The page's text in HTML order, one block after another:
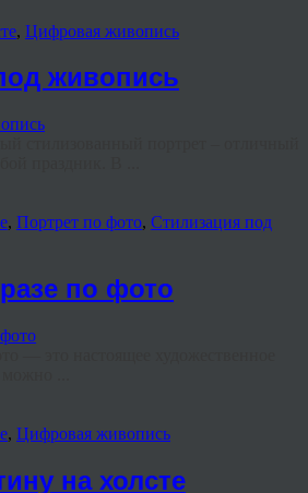
, Цифровая живопись
живопись
, Портрет по фото, Стилизация под
по фото
, Цифровая живопись
на холсте